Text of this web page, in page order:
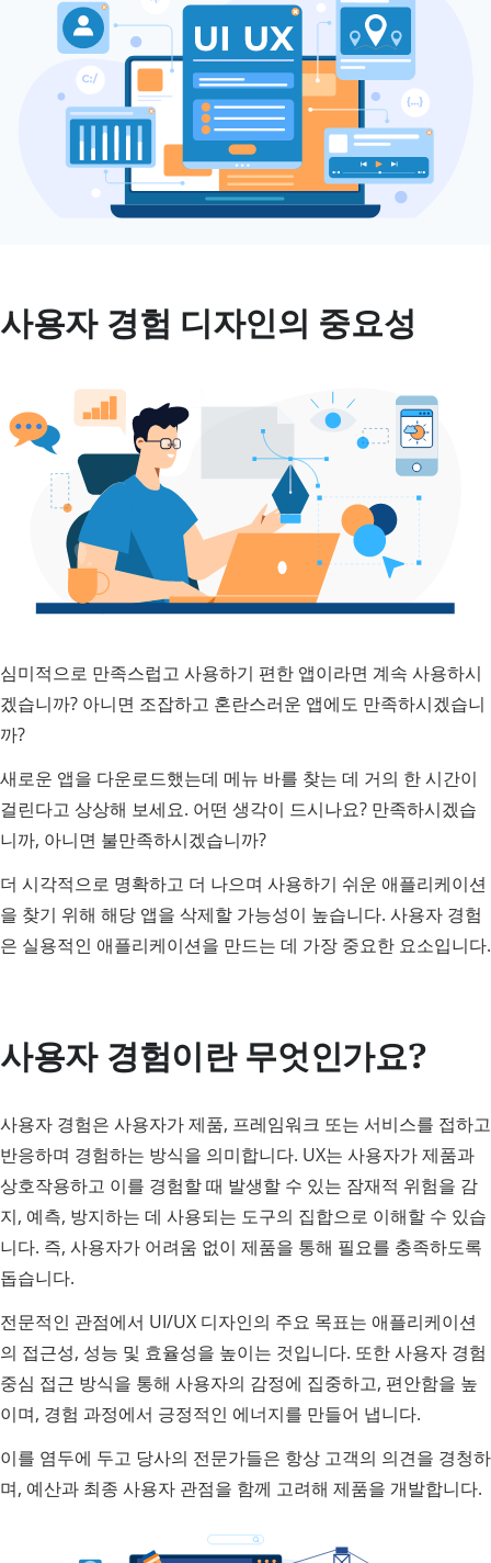
사용자 경험 디자인의 중요성
심미적으로 만족스럽고 사용하기 편한 앱이라면 계속 사용하시
겠습니까? 아니면 조잡하고 혼란스러운 앱에도 만족하시겠습니
까?
새로운 앱을 다운로드했는데 메뉴 바를 찾는 데 거의 한 시간이
걸린다고 상상해 보세요. 어떤 생각이 드시나요? 만족하시겠습
니까, 아니면 불만족하시겠습니까?
더 시각적으로 명확하고 더 나으며 사용하기 쉬운 애플리케이션
을 찾기 위해 해당 앱을 삭제할 가능성이 높습니다. 사용자 경험
은 실용적인 애플리케이션을 만드는 데 가장 중요한 요소입니다.
사용자 경험이란 무엇인가요?
사용자 경험은 사용자가 제품, 프레임워크 또는 서비스를 접하고
반응하며 경험하는 방식을 의미합니다. UX는 사용자가 제품과
상호작용하고 이를 경험할 때 발생할 수 있는 잠재적 위험을 감
지, 예측, 방지하는 데 사용되는 도구의 집합으로 이해할 수 있습
니다. 즉, 사용자가 어려움 없이 제품을 통해 필요를 충족하도록
돕습니다.
전문적인 관점에서 UI/UX 디자인의 주요 목표는 애플리케이션
의 접근성, 성능 및 효율성을 높이는 것입니다. 또한 사용자 경험
중심 접근 방식을 통해 사용자의 감정에 집중하고, 편안함을 높
이며, 경험 과정에서 긍정적인 에너지를 만들어 냅니다.
이를 염두에 두고 당사의 전문가들은 항상 고객의 의견을 경청하
며, 예산과 최종 사용자 관점을 함께 고려해 제품을 개발합니다.